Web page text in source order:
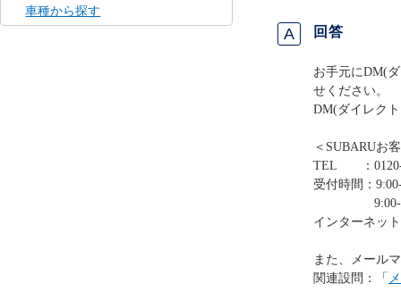
車種から探す
回答
お手元にDM(
せください。
DM(ダイレク
＜SUBARUお
TEL ：0120-
受付時間：
9:00-12:00
インターネッ
また、メール
関連設問：「